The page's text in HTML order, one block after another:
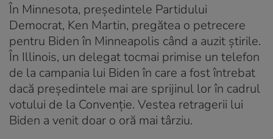
În Minnesota, preşedintele Partidului
Democrat, Ken Martin, pregătea o petrecere
pentru Biden în Minneapolis când a auzit ştirile.
În Illinois, un delegat tocmai primise un telefon
de la campania lui Biden în care a fost întrebat
dacă președintele mai are sprijinul lor în cadrul
votului de la Convenţie. Vestea retragerii lui
Biden a venit doar o oră mai târziu.